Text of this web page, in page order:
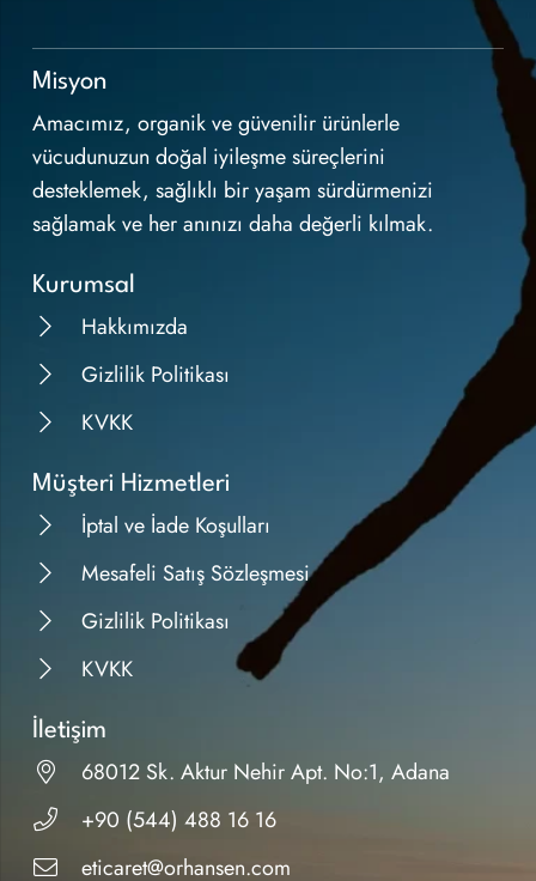
Misyon
Amacımız, organik ve güvenilir ürünlerle
vücudunuzun doğal iyileşme süreçlerini
desteklemek, sağlıklı bir yaşam sürdürmenizi
sağlamak ve her anınızı daha değerli kılmak.
Kurumsal
Hakkımızda
Gizlilik Politikası
KVKK
Müşteri Hizmetleri
İptal ve İade Koşulları
Mesafeli Satış Sözleşmesi
Gizlilik Politikası
KVKK
İletişim
68012 Sk. Aktur Nehir Apt. No:1, Adana
+90 (544) 488 16 16
eticaret@orhansen.com